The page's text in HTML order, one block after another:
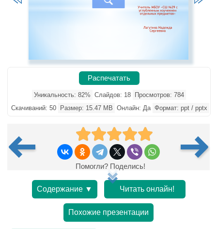
Распечатать
Уникальность: 82% Слайдов: 18
Просмотров: 784
Скачиваний: 50
Размер: 15.47 MB Онлайн: Да Формат: ppt / pptx
Помогли? Поделись!
Содержание ▼ Читать онлайн!
Похожие презентации